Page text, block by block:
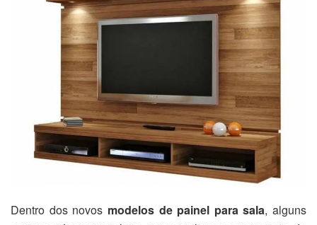
Dentro dos novos modelos de painel para sala, alguns